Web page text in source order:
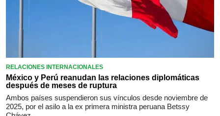
RELACIONES INTERNACIONALES
México y Perú reanudan las relaciones diplomáticas
después de meses de ruptura
Ambos países suspendieron sus vínculos desde noviembre de
2025, por el asilo a la ex primera ministra peruana Betssy